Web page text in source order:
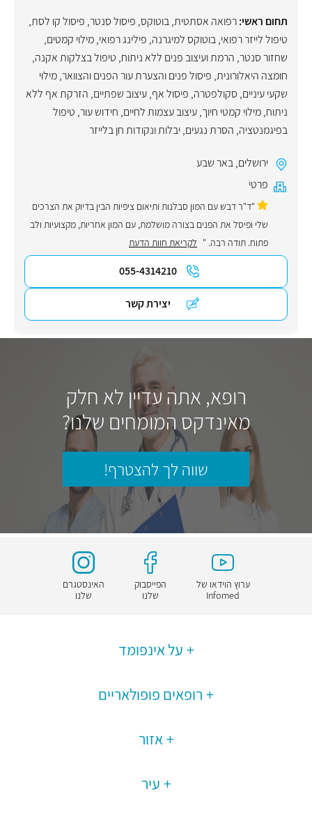
תחום ראשי:רפואה אסתטית,בוטוקס, פיסול סנטר, פיסול קו לסת,
טיפול לייזר רפואי,בוטוקס למיגרנה, פילינג רפואי,מילוי קמטים,
שחזור סנטר, הרמת ועיצוב פנים ללא ניתוח, טיפול בצלקות אקנה,
חומצה היאלורונית, פיסול פנים והצערת עור הפנים והצוואר,מילוי
שקעי עיניים, סקולפטרה, פיסול אף,עיצוב שפתיים, הזרקת אף ללא
ניתוח,מילוי קמטי חיוך,עיצוב עצמות לחיים, חידוש עור, טיפול
בפיגמנטציה, הסרת נגעים, יבלות ונקודות חן בלייזר
ירושלים,באר שבע
פרטי
"ד"ר דבש עם המון סבלנות ותיאום ציפיות הבין בדיוק את הצרכים
שלי ופיסל את הפנים בצורה מושלמת, עם המון אחריות, מקצועיות ולב
פתוח. תודה רבה. " לקריאת חוות הדעת
055-4314210
יצירת קשר
רופא, אתה עדיין לא חלק
מאינדקס המומחים שלנו?
שווה לך להצטרף!
ערוץ הוידאו של
Infomed
הפייסבוק
שלנו
האינסטגרם
שלנו
על אינפומד
רופאים פופולאריים
אזור
עיר